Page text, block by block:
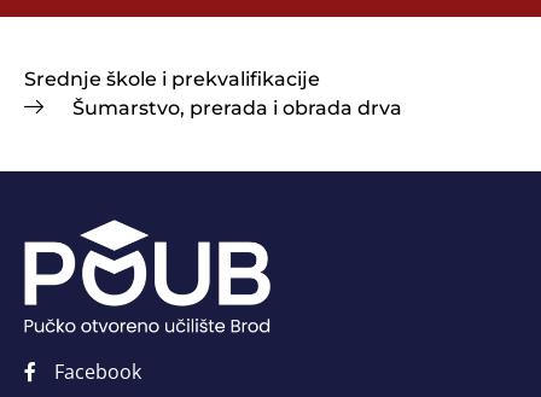
Srednje škole i prekvalifikacije
Šumarstvo, prerada i obrada drva
Facebook